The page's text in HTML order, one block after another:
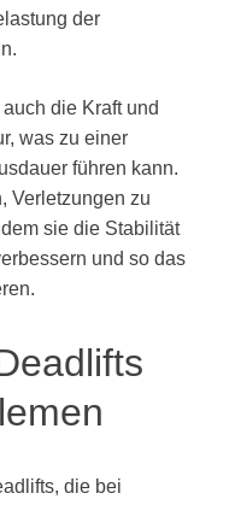
der
die Kraft und
was zu einer
führen kann.
Verletzungen zu
sie die Stabilität
und so das
die bei